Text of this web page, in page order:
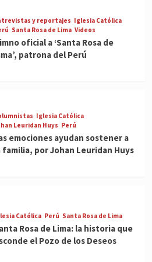
y reportajes Iglesia Católica
Santa Rosa de Lima Videos
oficial a ‘Santa Rosa de
patrona del Perú
Iglesia Católica
Leuridan Huys Perú
emociones ayudan sostener a
familia, por Johan Leuridan Huys
Católica Perú Santa Rosa de Lima
Rosa de Lima: la historia que
el Pozo de los Deseos